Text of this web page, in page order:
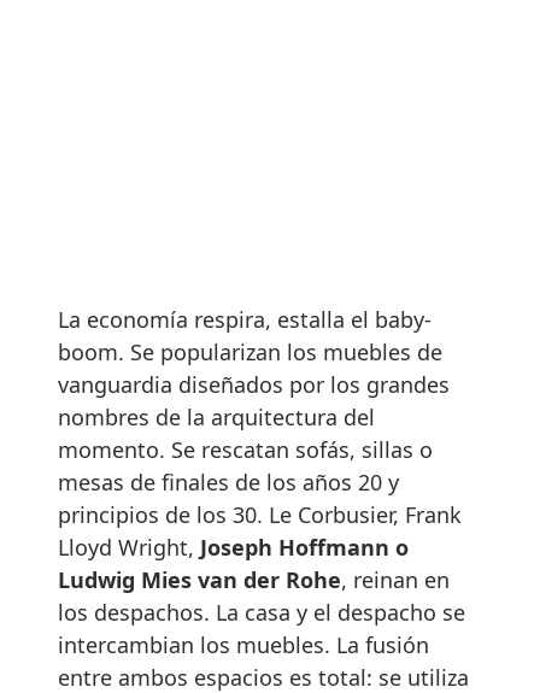
La economía respira, estalla el baby-
boom. Se popularizan los muebles de
vanguardia diseñados por los grandes
nombres de la arquitectura del
momento. Se rescatan sofás, sillas o
mesas de finales de los años 20 y
principios de los 30. Le Corbusier, Frank
Lloyd Wright, Joseph Hoffmann o
Ludwig Mies van der Rohe, reinan en
los despachos. La casa y el despacho se
intercambian los muebles. La fusión
entre ambos espacios es total: se utiliza